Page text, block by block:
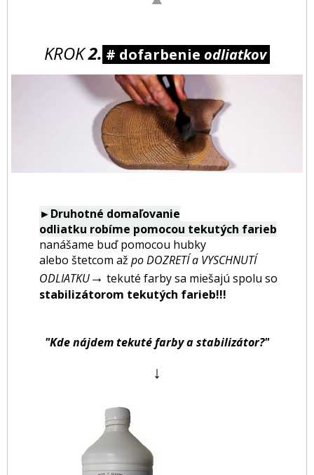
KROK2. # dofarbenie odliatkov
►Druhotné domaľovanie
odliatku robíme pomocou tekutých farieb
nanášame buď pomocou hubky
alebo štetcom až po DOZRETÍ a VYSCHNUTÍ
ODLIATKU→ tekuté farby sa miešajú spolu so
stabilizátorom tekutých farieb!!!
"Kde nájdem tekuté farby a stabilizátor?"
↓